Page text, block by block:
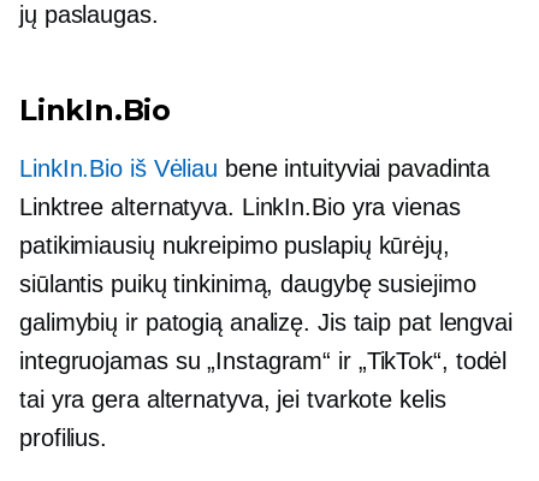
jų paslaugas.
LinkIn.Bio
LinkIn.Bio iš Vėliau bene intuityviai pavadinta
Linktree alternatyva. LinkIn.Bio yra vienas
patikimiausių nukreipimo puslapių kūrėjų,
siūlantis puikų tinkinimą, daugybę susiejimo
galimybių ir patogią analizę. Jis taip pat lengvai
integruojamas su „Instagram“ ir „TikTok“, todėl
tai yra gera alternatyva, jei tvarkote kelis
profilius.